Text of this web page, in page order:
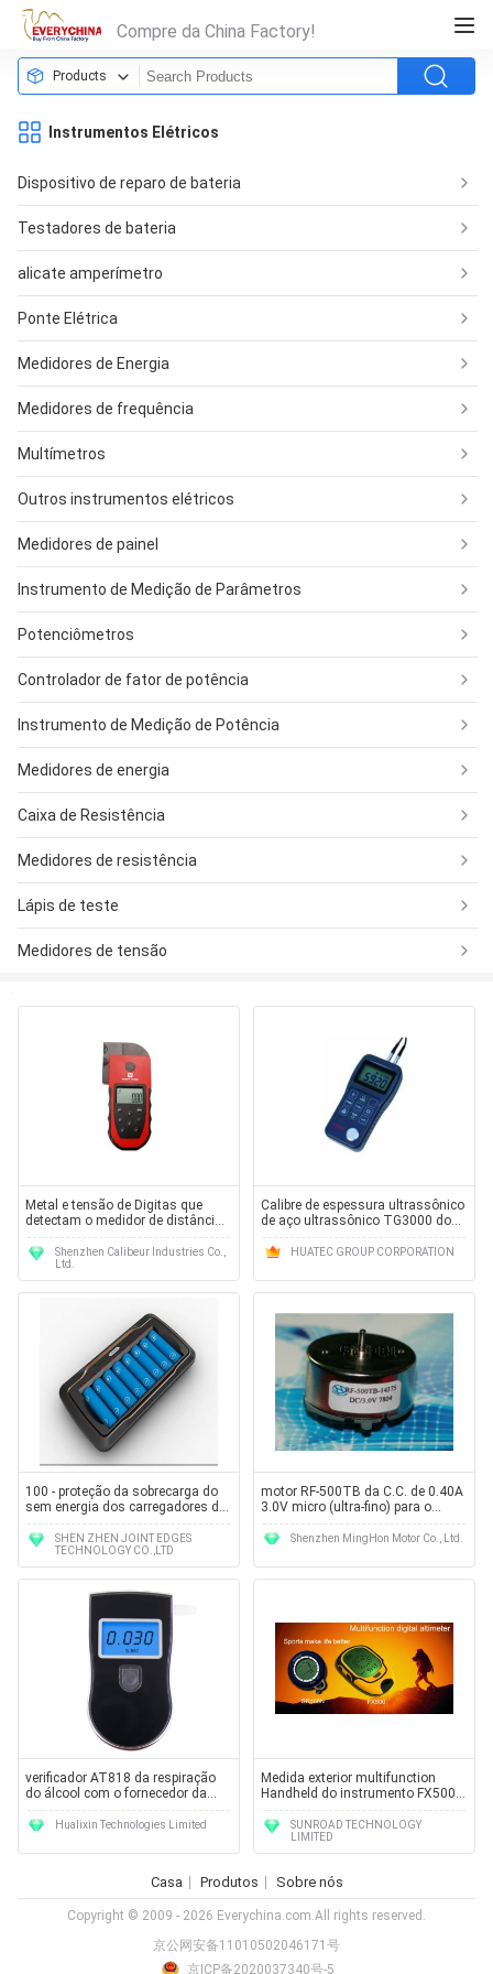
Compre da China Factory!
Products
Instrumentos Elétricos
Dispositivo de reparo de bateria
Testadores de bateria
alicate amperímetro
Ponte Elétrica
Medidores de Energia
Medidores de frequência
Multímetros
Outros instrumentos elétricos
Medidores de painel
Instrumento de Medição de Parâmetros
Potenciômetros
Controlador de fator de potência
Instrumento de Medição de Potência
Medidores de energia
Caixa de Resistência
Medidores de resistência
Lápis de teste
Medidores de tensão
Metal e tensão de Digitas que
detectam o medidor de distância
com os 5 em 1 detector CB-7005
Shenzhen Calibeur Industries Co.,
Ltd.
Calibre de espessura ultrassônico
de aço ultrassônico TG3000 do
calibre de espessura da medida
da espessura do teste
HUATEC GROUP CORPORATION
100 - proteção da sobrecarga do
sem energia dos carregadores de
bateria do Aa do uso do curso
240V automaticamente
SHEN ZHEN JOINT EDGES
TECHNOLOGY CO.,LTD
motor RF-500TB da C.C. de 0.40A
3.0V micro (ultra-fino) para o
medidor de água da inteligência
Shenzhen MingHon Motor Co., Ltd.
verificador AT818 da respiração
do álcool com o fornecedor da
alcoômetro de 5 verificadores do
álcool dos adaptadores bucais
Hualixin Technologies Limited
Medida exterior multifunction
Handheld do instrumento FX500
da pressão de ar do witn do
barômetro
SUNROAD TECHNOLOGY
LIMITED
Casa Produtos Sobre nós
Copyright © 2009 - 2026 Everychina.com.All rights reserved.
京公网安备11010502046171号
京ICP备2020037340号-5